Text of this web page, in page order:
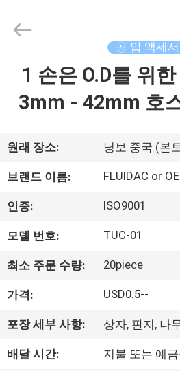
품
동
영
우
리
에
Copyright
FENGHUA
AUTOMATIC
CONTROL
CO.,LTD.
공 압 액세
1 손은 O.D를 위
3mm - 42mm 호
원래 장소: 닝보 중국 (본
브랜드 이름: FLUIDAC or
인증: ISO9001
모델 번호: TUC-01
최소 주문 수량: 20piece
가격: USD0.5--
포장 세부 사항: 상자, 판지, 나
배달 시간: 지불 또는 예